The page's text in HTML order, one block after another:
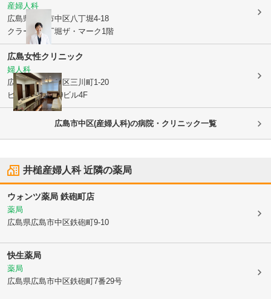
産婦人科
広島県広島市中区 八丁堀4-18
クラース八丁堀ザ・マーク1階
広島女性クリニック
婦人科
広島県広島市中区三川町1-20
ピンクリボン39ビル4F
広島市中区(産婦人科)の病院・クリニック一覧
井槌産婦人科近隣の薬局
ウォンツ薬局 鉄砲町店
薬局
広島県広島市中区鉄砲町9-10
快生薬局
薬局
広島県広島市中区鉄砲町7番29号